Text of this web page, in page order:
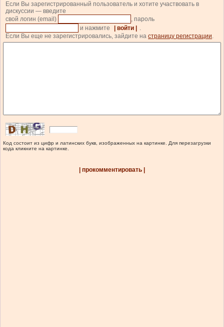
Если Вы зарегистрированный пользователь и хотите участвовать в
дискуссии — введите
свой логин (email)
, пароль
и нажмите
| войти |
.
Если Вы еще не зарегистрировались, зайдите на страницу регистрации.
Код состоит из цифр и латинских букв, изображенных на картинке. Для перезагрузки
кода кликните на картинке.
| прокомментировать |